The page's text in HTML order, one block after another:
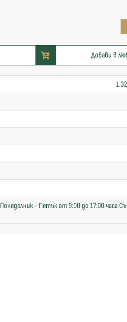
Добави в
Понеделник - Петък от 9:00 до 17:00 часа